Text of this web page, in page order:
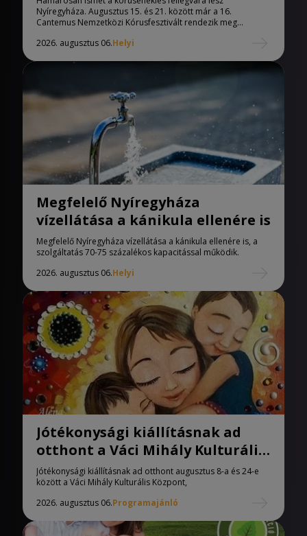
Nyíregyháza. Augusztus 15. és 21. között már a 16.
Cantemus Nemzetközi Kórusfesztivált rendezik meg...
2026. augusztus 06.Helyi
Megfelelő Nyíregyháza
vízellátása a kánikula ellenére is
Megfelelő Nyíregyháza vízellátása a kánikula ellenére is, a
szolgáltatás 70-75 százalékos kapacitással működik.
2026. augusztus 06.Helyi
Jótékonysági kiállításnak ad
otthont a Váci Mihály Kulturális
Központ
Jótékonysági kiállításnak ad otthont augusztus 8-a és 24-e
között a Váci Mihály Kulturális Központ,
2026. augusztus 06.Programajánló